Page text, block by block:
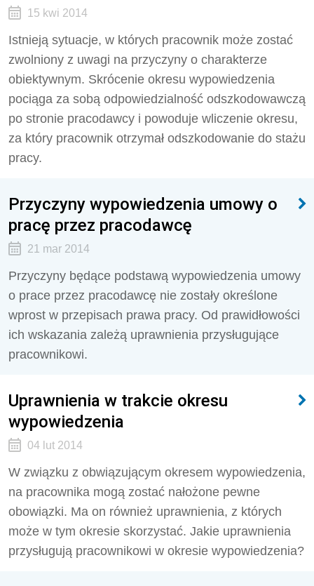
15 kwi 2014
Istnieją sytuacje, w których pracownik może zostać
zwolniony z uwagi na przyczyny o charakterze
obiektywnym. Skrócenie okresu wypowiedzenia
pociąga za sobą odpowiedzialność odszkodowawczą
po stronie pracodawcy i powoduje wliczenie okresu,
za który pracownik otrzymał odszkodowanie do stażu
pracy.
Przyczyny wypowiedzenia umowy o
pracę przez pracodawcę
21 mar 2014
Przyczyny będące podstawą wypowiedzenia umowy
o prace przez pracodawcę nie zostały określone
wprost w przepisach prawa pracy. Od prawidłowości
ich wskazania zależą uprawnienia przysługujące
pracownikowi.
Uprawnienia w trakcie okresu
wypowiedzenia
04 lut 2014
W związku z obwiązującym okresem wypowiedzenia,
na pracownika mogą zostać nałożone pewne
obowiązki. Ma on również uprawnienia, z których
może w tym okresie skorzystać. Jakie uprawnienia
przysługują pracownikowi w okresie wypowiedzenia?